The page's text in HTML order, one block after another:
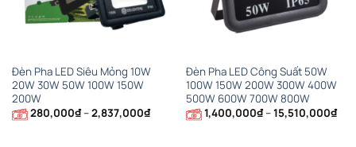
Đèn Pha LED Siêu Mỏng 10W
20W 30W 50W 100W 150W
200W
280,000₫–2,837,000₫Khoảng
Đèn Pha LED Công Suất 50W
100W 150W 200W 300W 400W
500W 600W 700W 800W
1,400,000₫–15,510,000₫